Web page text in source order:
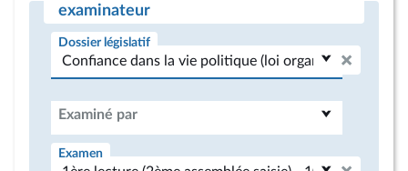
examinateur
Dossier législatif
Examiné par
Examen